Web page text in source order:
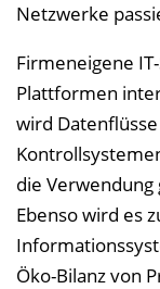
Netzwerke
Firmeneigene
Plattformen
wird
die
Ebenso wird es
Öko-Bilanz von